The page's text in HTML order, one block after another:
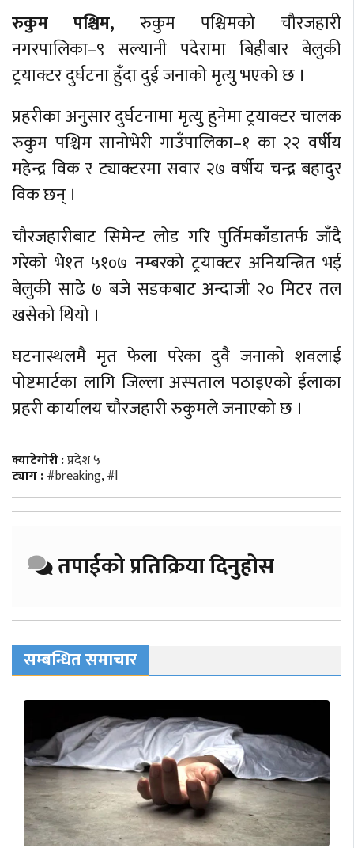
रुकुम पश्चिम, रुकुम पश्चिमको चौरजहारी
नगरपालिका–९ सल्यानी पदेरामा बिहीबार बेलुकी
ट्रयाक्टर दुर्घटना हुँदा दुई जनाको मृत्यु भएको छ ।
प्रहरीका अनुसार दुर्घटनामा मृत्यु हुनेमा ट्रयाक्टर चालक
रुकुम पश्चिम सानोभेरी गाउँपालिका–१ का २२ वर्षीय
महेन्द्र विक र ट्याक्टरमा सवार २७ वर्षीय चन्द्र बहादुर
विक छन् ।
चौरजहारीबाट सिमेन्ट लोड गरि पुर्तिमकाँडातर्फ जाँदै
गरेको भे१त ५१०७ नम्बरको ट्रयाक्टर अनियन्त्रित भई
बेलुकी साढे ७ बजे सडकबाट अन्दाजी २० मिटर तल
खसेको थियो ।
घटनास्थलमै मृत फेला परेका दुवै जनाको शवलाई
पोष्टमार्टका लागि जिल्ला अस्पताल पठाइएको ईलाका
प्रहरी कार्यालय चौरजहारी रुकुमले जनाएको छ ।
क्याटेगोरी :प्रदेश ५
ट्याग :#breaking,#l
तपाईको प्रतिक्रिया दिनुहोस
सम्बन्धित समाचार